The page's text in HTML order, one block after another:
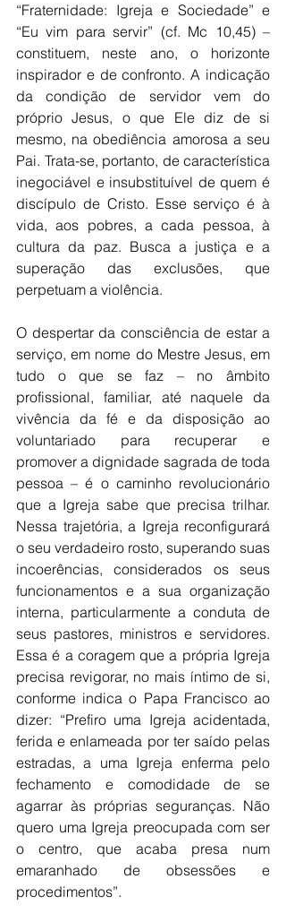
“Fraternidade: Igreja e Sociedade” e
“Eu vim para servir” (cf. Mc 10,45) –
constituem, neste ano, o horizonte
inspirador e de confronto. A indicação
da condição de servidor vem do
próprio Jesus, o que Ele diz de si
mesmo, na obediência amorosa a seu
Pai. Trata-se, portanto, de característica
inegociável e insubstituível de quem é
discípulo de Cristo. Esse serviço é à
vida, aos pobres, a cada pessoa, à
cultura da paz. Busca a justiça e a
superação das exclusões, que
perpetuam a violência.
O despertar da consciência de estar a
serviço, em nome do Mestre Jesus, em
tudo o que se faz – no âmbito
profissional, familiar, até naquele da
vivência da fé e da disposição ao
voluntariado para recuperar e
promover a dignidade sagrada de toda
pessoa – é o caminho revolucionário
que a Igreja sabe que precisa trilhar.
Nessa trajetória, a Igreja reconfigurará
o seu verdadeiro rosto, superando suas
incoerências, considerados os seus
funcionamentos e a sua organização
interna, particularmente a conduta de
seus pastores, ministros e servidores.
Essa é a coragem que a própria Igreja
precisa revigorar, no mais íntimo de si,
conforme indica o Papa Francisco ao
dizer: “Prefiro uma Igreja acidentada,
ferida e enlameada por ter saído pelas
estradas, a uma Igreja enferma pelo
fechamento e comodidade de se
agarrar às próprias seguranças. Não
quero uma Igreja preocupada com ser
o centro, que acaba presa num
emaranhado de obsessões e
procedimentos”.